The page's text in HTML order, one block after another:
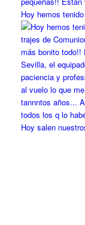
Hoy hemos
Hoy salen